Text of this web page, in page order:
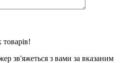
зв'яжеться з вами за вказаним